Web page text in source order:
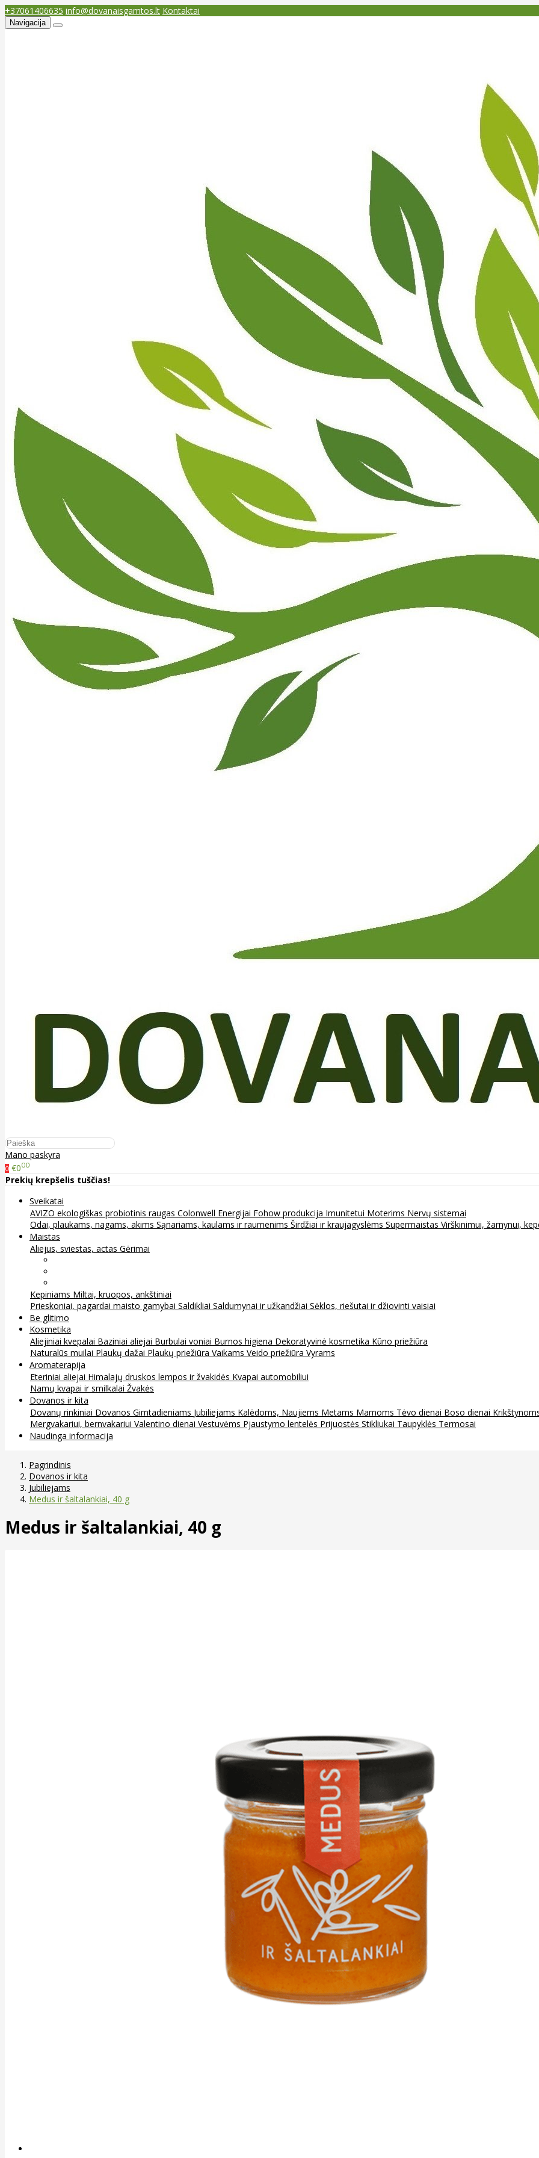
+37061406635 info@dovanaisgamtos.lt Kontaktai
Navigacija
Mano paskyra
0 €000
Prekių krepšelis tuščias!
Sveikatai
AVIZO ekologiškas probiotinis raugas Colonwell Energijai Fohow produkcija Imunitetui Moterims Nervų sistemai
Odai, plaukams, nagams, akims Sąnariams, kaulams ir raumenims Širdžiai ir kraujagyslėms Supermaistas Virškinimui, žarnynui,
Maistas
Aliejus, sviestas, actas Gėrimai
Kepiniams Miltai, kruopos, ankštiniai
Prieskoniai, pagardai maisto gamybai Saldikliai Saldumynai ir užkandžiai Sėklos, riešutai ir džiovinti vaisiai
Be glitimo
Kosmetika
Aliejiniai kvepalai Baziniai aliejai Burbulai voniai Burnos higiena Dekoratyvinė kosmetika Kūno priežiūra
Naturalūs muilai Plaukų dažai Plaukų priežiūra Vaikams Veido priežiūra Vyrams
Aromaterapija
Eteriniai aliejai Himalajų druskos lempos ir žvakidės Kvapai automobiliui
Namų kvapai ir smilkalai Žvakės
Dovanos ir kita
Dovanų rinkiniai Dovanos Gimtadieniams Jubiliejams Kalėdoms, Naujiems Metams Mamoms Tėvo dienai Boso dienai
Mergvakariui, bernvakariui Valentino dienai Vestuvėms Pjaustymo lentelės Prijuostės Stikliukai Taupyklės Termosai
Naudinga informacija
Pagrindinis
Dovanos ir kita
Jubiliejams
Medus ir šaltalankiai, 40 g
Medus ir šaltalankiai, 40 g